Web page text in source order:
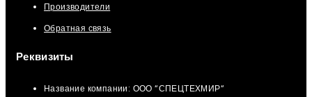
Производители
Обратная связь
Реквизиты
Название компании: ООО “СПЕЦТЕХМИР“